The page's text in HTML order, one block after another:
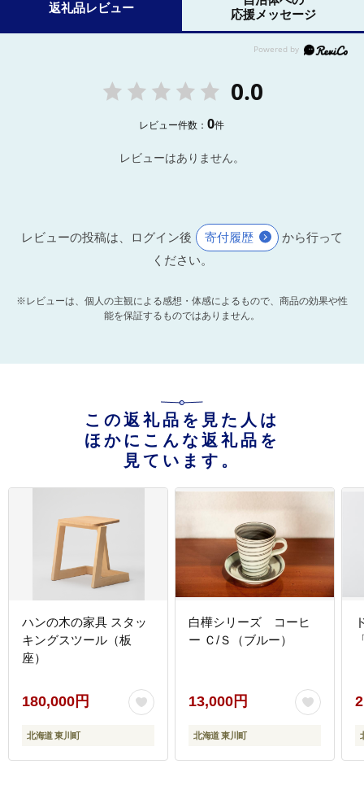
返礼品レビュー
応援メッセージ
0.0
レビュー件数：0件
レビューはありません。
レビューの投稿は、ログイン後 寄付履歴
から行って
ください。
※レビューは、個人の主観による感想・体感によるもので、商品の効果や性
能を保証するものではありません。
この返礼品を見た人は
ほかにこんな返礼品を
見ています。
ハンの木の家具 スタッ
キングスツール（板
座）
180,000円
北海道 東川町
白樺シリーズ コーヒ
ー Ｃ/Ｓ（ブルー）
13,000円
北海道 東川町